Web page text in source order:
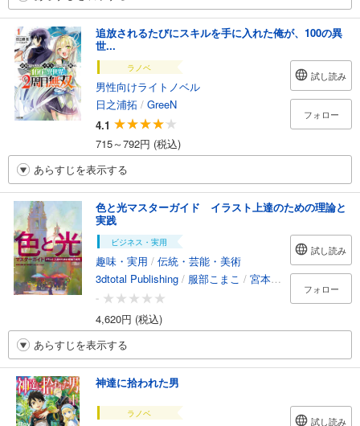
追放されるたびにスキルを手に入れた俺が、100の異
世...
ラノベ
男性向けライトノベル
日之浦拓 / GreeN
4.1
715～792円 (税込)
試し読み
フォロー
あらすじを表示する
色と光マスターガイド イラスト上達のための理論と
実践
ビジネス・実用
趣味・実用 / 伝統・芸能・美術
3dtotal Publishing / 服部こまこ / 宮本秀子
-
4,620円 (税込)
試し読み
フォロー
あらすじを表示する
神達に拾われた男
ラノベ
試し読み